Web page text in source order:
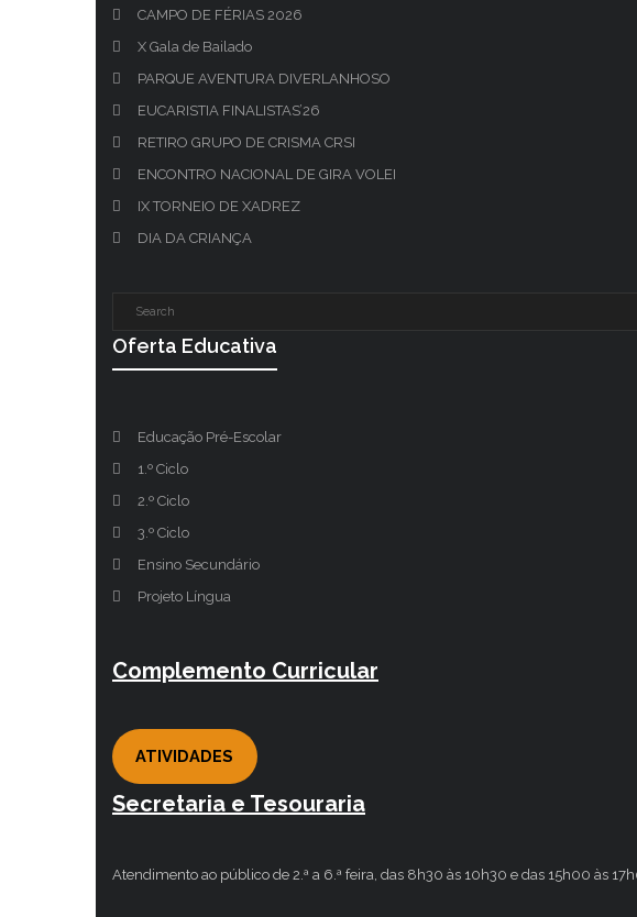
CAMPO DE FÉRIAS 2026
X Gala de Bailado
PARQUE AVENTURA DIVERLANHOSO
EUCARISTIA FINALISTAS’26
RETIRO GRUPO DE CRISMA CRSI
ENCONTRO NACIONAL DE GIRA VOLEI
IX TORNEIO DE XADREZ
DIA DA CRIANÇA
Oferta Educativa
Educação Pré-Escolar
1.º Ciclo
2.º Ciclo
3.º Ciclo
Ensino Secundário
Projeto Língua
Complemento Curricular
ATIVIDADES
Secretaria e Tesouraria
Atendimento ao público de 2.ª a 6.ª feira, das 8h30 às 10h30 e das 15h00 às